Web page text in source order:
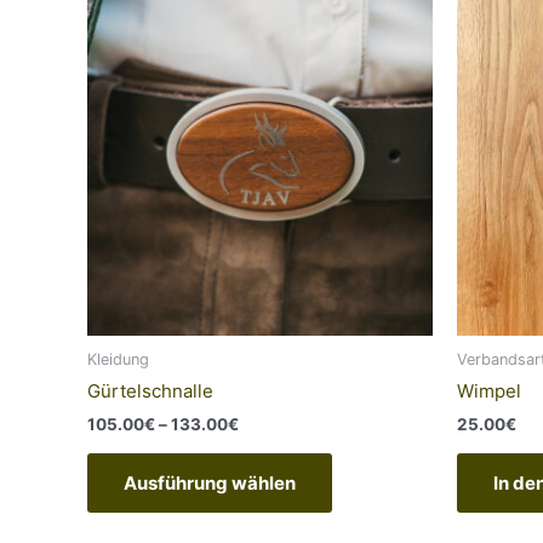
Kleidung
Gürtelschnalle
105.00€–133.00€
Ausführung wählen
Produkt
weist
mehrere
Varianten
auf.
Die
Optionen
können
auf
der
Wimpel
25.00€
In